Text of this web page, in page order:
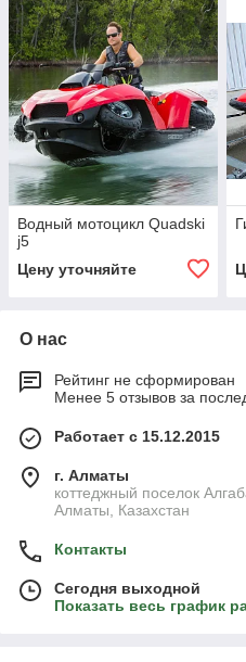
Водный мотоцикл Quadski
j5
Цену уточняйте
О нас
Рейтинг не сформирован
Менее 5 отзывов за
Работает с 15.12.2015
г. Алматы
коттеджный поселок
Алматы, Казахстан
Контакты
Сегодня выходной
Показать весь график